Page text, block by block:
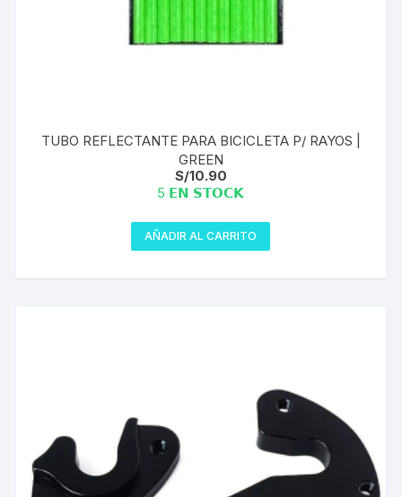
TUBO REFLECTANTE PARA BICICLETA P/ RAYOS |
GREEN
S/10.90
5 𝗘𝗡 𝗦𝗧𝗢𝗖𝗞
AÑADIR AL CARRITO